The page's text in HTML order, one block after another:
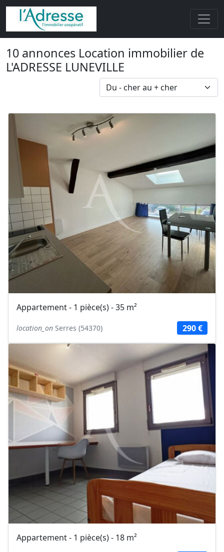
10 annonces Location immobilier de
L'ADRESSE LUNEVILLE
Appartement - 1 pièce(s) - 35 m²
location_on Serres (54370) 290 €
Appartement - 1 pièce(s) - 18 m²